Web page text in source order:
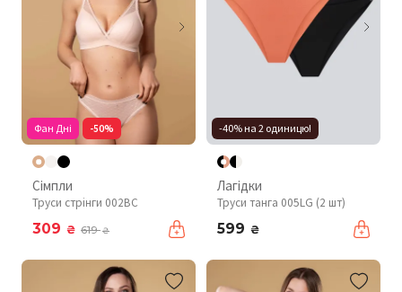
Фан Дні -50%
Сімпли
Труси стрінги 002BC
309 ₴ 619₴
-40% на 2 одиницю!
Лагідки
Труси танга 005LG (2 шт)
599 ₴